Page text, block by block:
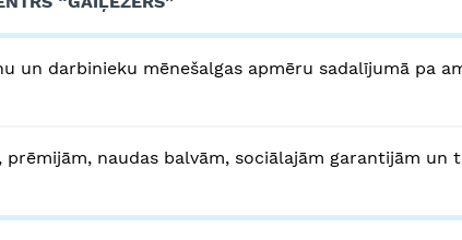
un darbinieku mēnešalgas apmēru sadalījumā pa
naudas balvām, sociālajām garantijām un